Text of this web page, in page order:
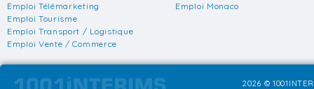
Emploi Télémarketing
Emploi Tourisme
Emploi Transport / Logistique
Emploi Vente / Commerce
Emploi Monaco
2026 ©